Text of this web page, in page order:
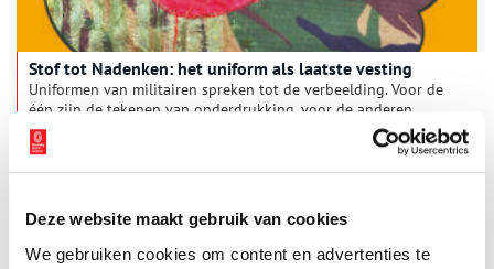
Deze website maakt gebruik van cookies
We gebruiken cookies om content en advertenties te
Stof tot Nadenken: het uniform als laatste vesting
Uniformen van militairen spreken tot de verbeelding. Voor de
één zijn de tekenen van onderdrukking, voor de anderen
symbolen van de verdediging van vrijheden. En van alles
ertussenin..